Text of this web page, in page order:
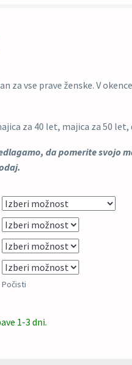
za vse prave ženske. V okence
za 40 let, majica za 50
da pomerite svojo
Počisti
1-3 dni.